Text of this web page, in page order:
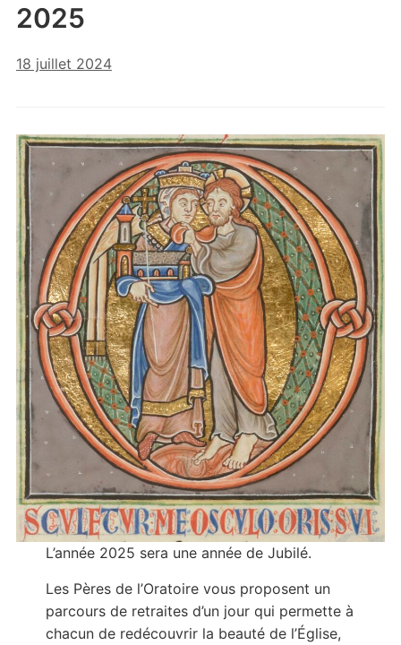
2025
18 juillet 2024
L’année 2025 sera une année de Jubilé.
Les Pères de l’Oratoire vous proposent un
parcours de retraites d’un jour qui permette à
chacun de redécouvrir la beauté de l’Église,